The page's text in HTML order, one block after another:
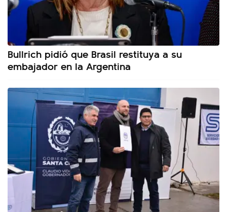
Bullrich pidió que Brasil restituya a su
embajador en la Argentina